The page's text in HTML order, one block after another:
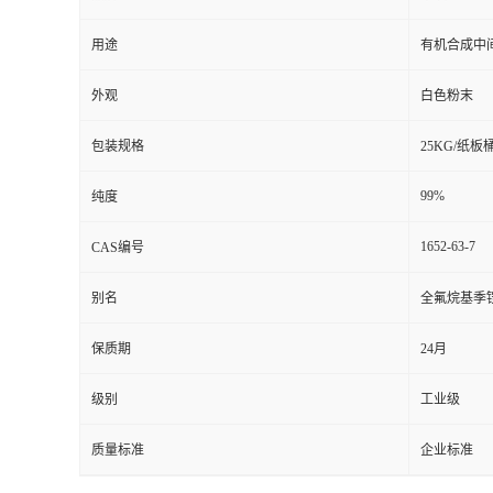
用途 有机合成中
外观 白色粉末
包装规格 25KG/纸板
纯度 99%
CAS编号 1652-63-7
别名 全氟烷基季
保质期 24月
级别 工业级
质量标准 企业标准